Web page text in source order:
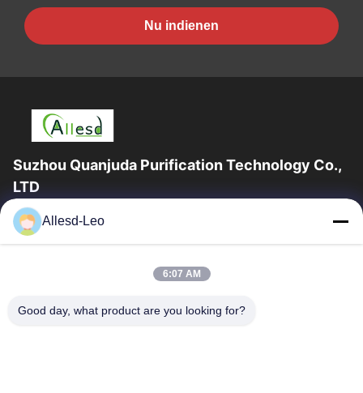
Nu indienen
Suzhou Quanjuda Purification Technology Co.,
LTD
16years ervaring, als belangrijke fabrikant en exporteur van
ESD & Cleanroom producten, bieden wij een volledige lijn van
Huis
Producten
Allesd-Leo
6:07 AM
Good day, what product are you looking for?